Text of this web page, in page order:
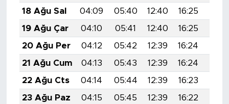
18 Ağu Sal
04:09 05:40 12:40 16:25
19 Ağu Çar
04:10 05:41 12:40 16:25
20 Ağu Per
04:12 05:42 12:39 16:24
21 Ağu Cum
04:13 05:43 12:39 16:24
22 Ağu Cts
04:14 05:44 12:39 16:23
23 Ağu Paz
04:15 05:45 12:39 16:22